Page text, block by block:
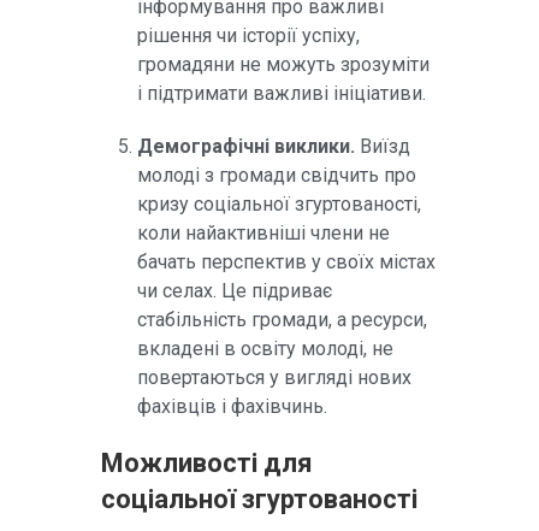
інформування про важливі
рішення чи історії успіху,
громадяни не можуть зрозуміти
і підтримати важливі ініціативи.
Демографічні виклики. Виїзд
молоді з громади свідчить про
кризу соціальної згуртованості,
коли найактивніші члени не
бачать перспектив у своїх містах
чи селах. Це підриває
стабільність громади, а ресурси,
вкладені в освіту молоді, не
повертаються у вигляді нових
фахівців і фахівчинь.
Можливості для
соціальної згуртованості